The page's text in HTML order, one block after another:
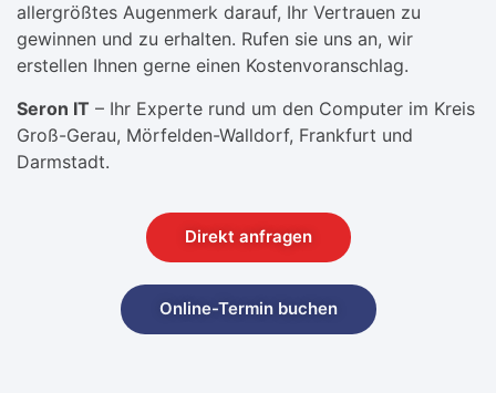
allergrößtes Augenmerk darauf, Ihr Vertrauen zu
gewinnen und zu erhalten. Rufen sie uns an, wir
erstellen Ihnen gerne einen Kostenvoranschlag.
Seron IT – Ihr Experte rund um den Computer im Kreis
Groß-Gerau, Mörfelden-Walldorf, Frankfurt und
Darmstadt.
Direkt anfragen
Online-Termin buchen